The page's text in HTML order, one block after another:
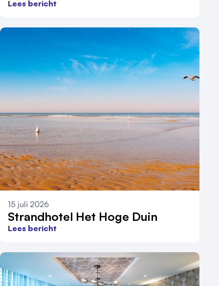
Lees bericht
15 juli 2026
Strandhotel Het Hoge Duin
Lees bericht